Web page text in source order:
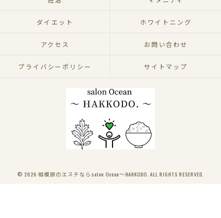
ダイエット ホワイトニング
アクセス お問い合わせ
プライバシーポリシー サイトマップ
© 2026 相模原のエステならsalon Ocean～HAKKODO. ALL RIGHTS RESERVED.